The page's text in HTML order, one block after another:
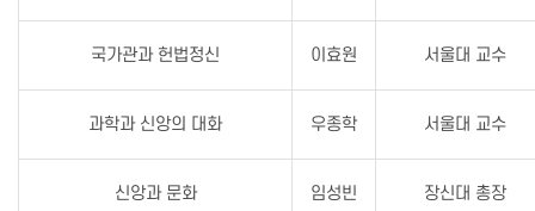
국가관과 헌법정신 이효원 서울대 교수
과학과 신앙의 대화 우종학 서울대 교수
신앙과 문화 임성빈 장신대 총장